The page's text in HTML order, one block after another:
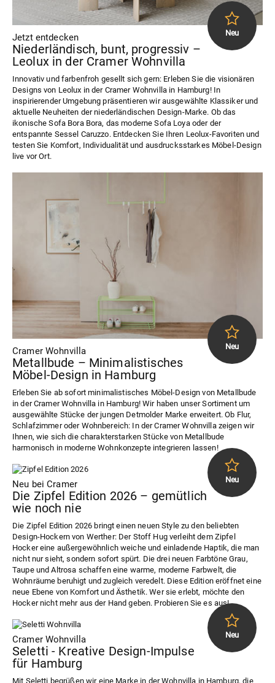
Jetzt entdecken
Niederländisch, bunt, progressiv –
Leolux in der Cramer Wohnvilla
Innovativ und farbenfroh gesellt sich gern: Erleben Sie die visionären
Designs von Leolux in der Cramer Wohnvilla in Hamburg! In
inspirierender Umgebung präsentieren wir ausgewählte Klassiker und
aktuelle Neuheiten der niederländischen Design-Marke. Ob das
ikonische Sofa Bora Bora, das moderne Sofa Loya oder der
entspannte Sessel Caruzzo. Entdecken Sie Ihren Leolux-Favoriten und
testen Sie Komfort, Individualität und ausdrucksstarkes Möbel-Design
live vor Ort.
Cramer Wohnvilla
Metallbude – Minimalistisches
Möbel-Design in Hamburg
Erleben Sie ab sofort minimalistisches Möbel-Design von Metallbude
in der Cramer Wohnvilla in Hamburg! Wir haben unser Sortiment um
ausgewählte Stücke der jungen Detmolder Marke erweitert. Ob Flur,
Schlafzimmer oder Wohnbereich: In der Cramer Wohnvilla zeigen wir
Ihnen, wie sich die charakterstarken Stücke von Metallbude
harmonisch in moderne Wohnkonzepte integrieren lassen!
Neu bei Cramer
Die Zipfel Edition 2026 – gemütlich
wie noch nie
Die Zipfel Edition 2026 bringt einen neuen Style zu den beliebten
Design-Hockern von Werther: Der Stoff Hug verleiht dem Zipfel
Hocker eine außergewöhnlich weiche und einladende Haptik, die man
nicht nur sieht, sondern sofort spürt. Die drei neuen Farbtöne Grau,
Taupe und Altrosa schaffen eine warme, moderne Farbwelt, die
Wohnräume beruhigt und zugleich veredelt. Diese Edition eröffnet eine
neue Ebene von Komfort und Ästhetik. Wer sie erlebt, möchte den
Hocker nicht mehr aus der Hand geben. Probieren Sie es aus!
Cramer Wohnvilla
Seletti - Kreative Design-Impulse
für Hamburg
Mit Seletti begrüßen wir eine Marke in der Wohnvilla in Hamburg, die